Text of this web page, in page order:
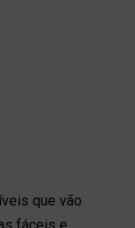
que vão
fáceis e